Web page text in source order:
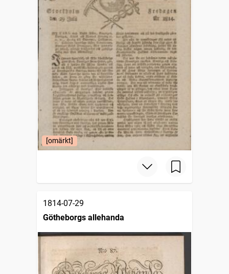
[omärkt]
1814-07-29
Götheborgs allehanda